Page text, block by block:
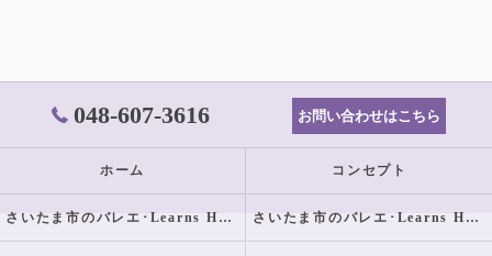
048-607-3616 お問い合わせはこちら
ホーム コンセプト
さいたま市のバレエ･Learns Happilyの口コミ情報 さいたま市のバレエ･Learns Happilyの評判